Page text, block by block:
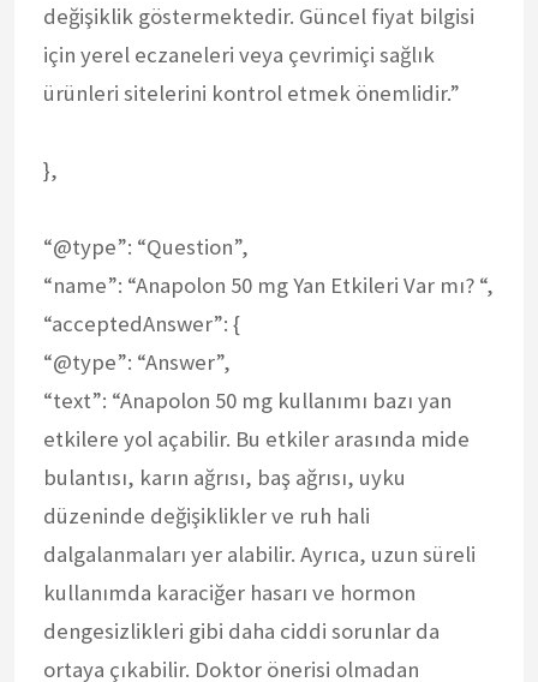
değişiklik göstermektedir. Güncel fiyat bilgisi
için yerel eczaneleri veya çevrimiçi sağlık
ürünleri sitelerini kontrol etmek önemlidir.”
},
“@type”: “Question”,
“name”: “Anapolon 50 mg Yan Etkileri Var mı? “,
“acceptedAnswer”: {
“@type”: “Answer”,
“text”: “Anapolon 50 mg kullanımı bazı yan
etkilere yol açabilir. Bu etkiler arasında mide
bulantısı, karın ağrısı, baş ağrısı, uyku
düzeninde değişiklikler ve ruh hali
dalgalanmaları yer alabilir. Ayrıca, uzun süreli
kullanımda karaciğer hasarı ve hormon
dengesizlikleri gibi daha ciddi sorunlar da
ortaya çıkabilir. Doktor önerisi olmadan